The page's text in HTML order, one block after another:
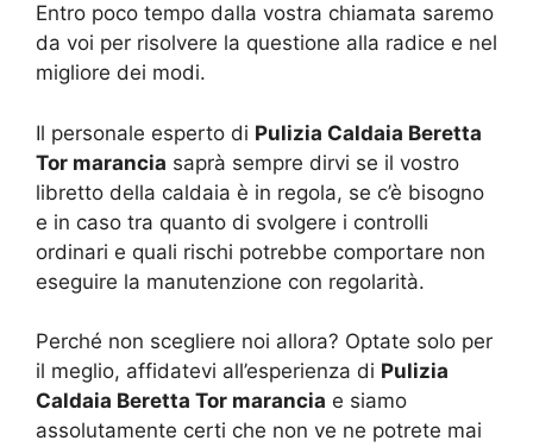
Entro poco tempo dalla vostra chiamata saremo
da voi per risolvere la questione alla radice e nel
migliore dei modi.
Il personale esperto di Pulizia Caldaia Beretta
Tor marancia saprà sempre dirvi se il vostro
libretto della caldaia è in regola, se c’è bisogno
e in caso tra quanto di svolgere i controlli
ordinari e quali rischi potrebbe comportare non
eseguire la manutenzione con regolarità.
Perché non scegliere noi allora? Optate solo per
il meglio, affidatevi all’esperienza di Pulizia
Caldaia Beretta Tor marancia e siamo
assolutamente certi che non ve ne potrete mai